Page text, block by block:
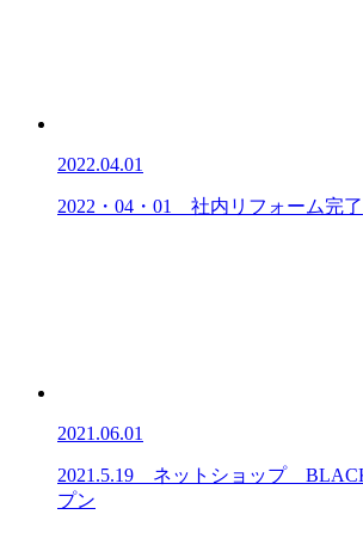
2022.04.01
2022・04・01 社内リフォーム完了
2021.06.01
2021.5.19 ネットショップ
プン